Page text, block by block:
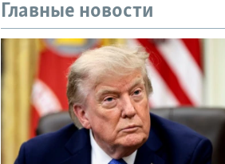
Главные новости